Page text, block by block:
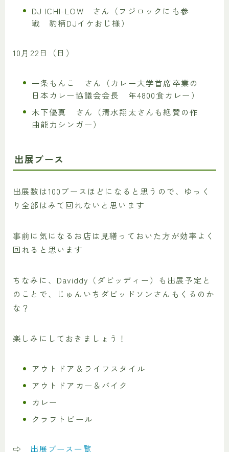
DJ ICHI-LOW さん（フジロックにも参
戦 豹柄DJイケおじ様）
10月22日（日）
一条もんこ さん（カレー大学首席卒業の
日本カレー協議会会長 年4800食カレー）
木下優真 さん（清水翔太さんも絶賛の作
曲能力シンガー）
出展ブース
出展数は100ブースほどになると思うので、ゆっく
り全部はみて回れないと思います
事前に気になるお店は見繕っておいた方が効率よく
回れると思います
ちなみに、Daviddy（ダビッディー）も出展予定と
のことで、じゅんいちダビッドソンさんもくるのか
な？
楽しみにしておきましょう！
アウトドア＆ライフスタイル
アウトドアカー＆バイク
カレー
クラフトビール
⇨ 出展ブース一覧